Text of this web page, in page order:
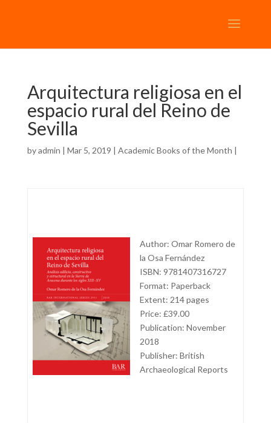
Arquitectura religiosa en el
espacio rural del Reino de
Sevilla
byadmin | Mar 5, 2019 | Academic Books of the Month |
Author: Omar Romero de
la Osa Fernández
ISBN: 9781407316727
Format: Paperback
Extent: 214 pages
Price: £39.00
Publication: November
2018
Publisher: British
Archaeological Reports